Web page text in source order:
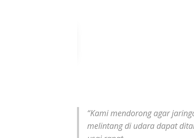
“Kami mendorong agar
melintang di udara dapat